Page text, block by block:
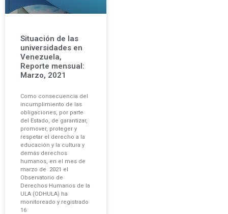
Situación de las
universidades en
Venezuela,
Reporte mensual:
Marzo, 2021
Como consecuencia del
incumplimiento de las
obligaciones, por parte
del Estado, de garantizar,
promover, proteger y
respetar el derecho a la
educación y la cultura y
demás derechos
humanos, en el mes de
marzo de 2021 el
Observatorio de
Derechos Humanos de la
ULA (ODHULA) ha
monitoreado y registrado
16